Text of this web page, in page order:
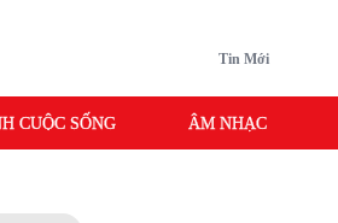
Tin Mới
CUỘC SỐNG ÂM NHẠC